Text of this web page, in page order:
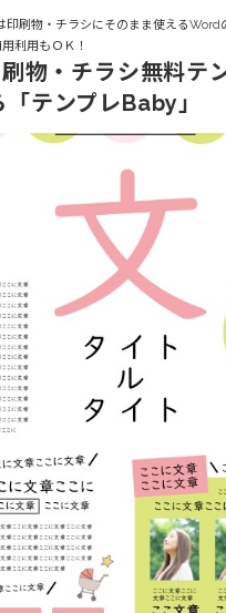
印刷物・チラシにそのまま使えるWord
利用もＯＫ！
物・チラシ無料テ
テンプレBaby」